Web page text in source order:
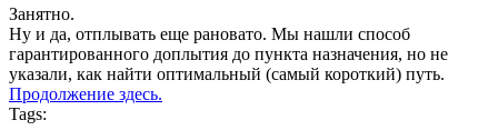
Занятно.
Ну и да, отплывать еще рановато. Мы нашли способ
гарантированного доплытия до пункта назначения, но не
указали, как найти оптимальный (самый короткий) путь.
Продолжение здесь.
Tags: